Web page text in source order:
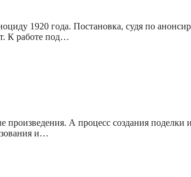
1920 года. Постановка, судя по
К работе под…
А процесс создания поделки
и…